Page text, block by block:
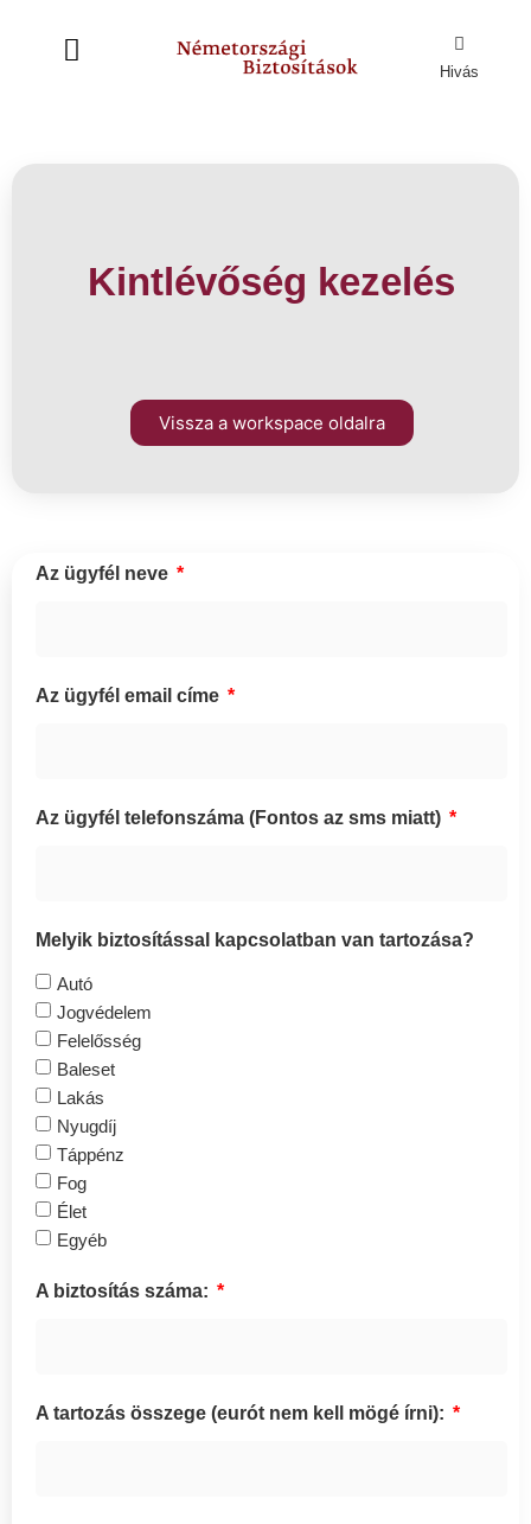
Hivás
Kintlévőség kezelés
Vissza a workspace oldalra
Az ügyfél neve
Az ügyfél email címe
Az ügyfél telefonszáma (Fontos az sms miatt)
Melyik biztosítással kapcsolatban van tartozása?
Autó
Jogvédelem
Felelősség
Baleset
Lakás
Nyugdíj
Táppénz
Fog
Élet
Egyéb
A biztosítás száma:
A tartozás összege (eurót nem kell mögé írni):